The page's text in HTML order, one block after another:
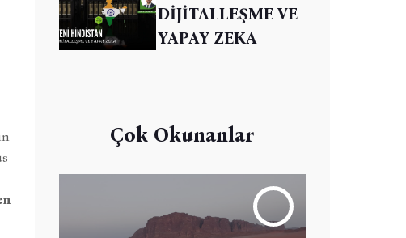
DİJİTALLEŞME VE
YAPAY ZEKA
Çok Okunanlar